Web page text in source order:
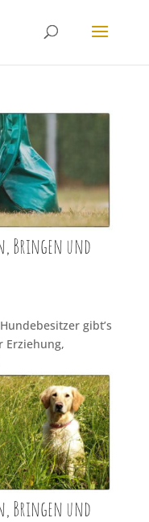
Bringen und
gibt’s
Erziehung,
Bringen und